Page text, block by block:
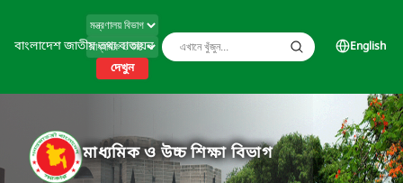
বাংলাদেশ জাতীয় তথ্য বাতায়ন
দেখুন
English
মাধ্যমিক ও উচ্চ শিক্ষা বিভাগ